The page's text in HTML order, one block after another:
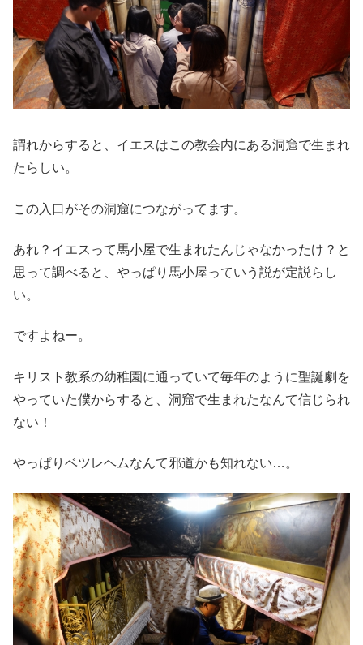
謂れからすると、イエスはこの教会内にある洞窟で生まれ
たらしい。
この入口がその洞窟につながってます。
あれ？イエスって馬小屋で生まれたんじゃなかったけ？と
思って調べると、やっぱり馬小屋っていう説が定説らし
い。
ですよねー。
キリスト教系の幼稚園に通っていて毎年のように聖誕劇を
やっていた僕からすると、洞窟で生まれたなんて信じられ
ない！
やっぱりベツレヘムなんて邪道かも知れない…。